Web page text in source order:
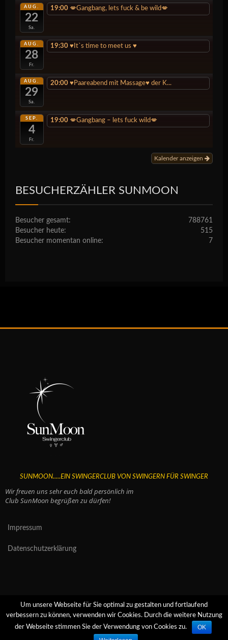
AUG.
22
Sa.
19:00 💋Gangbang, lets fuck & be wild💋
AUG.
28
Fr.
19:30 ♥️It`s time to meet us ♥️
AUG.
29
Sa.
20:00 ♥️Paareabend mit Massage♥️ der K...
SEP.
4
Fr.
19:00 💋Gangbang – lets fuck wild💋
Kalender anzeigen
BESUCHERZÄHLER SUNMOON
788761
Besucher gesamt:
515
Besucher heute:
7
Besucher momentan online:
SUNMOON.....EIN SWINGERCLUB VON SWINGERN FÜR SWINGER
Wir freuen uns sehr euch bald persönlich im
Club SunMoon begrüßen zu dürfen!
Impressum
Datenschutzerklärung
Copyright 2018 SunMoon All Rights Reserved
Um unsere Webseite für Sie optimal zu gestalten und fortlaufend
verbessern zu können, verwenden wir Cookies. Durch die weitere Nutzung
der Webseite stimmen Sie der Verwendung von Cookies zu.
OK